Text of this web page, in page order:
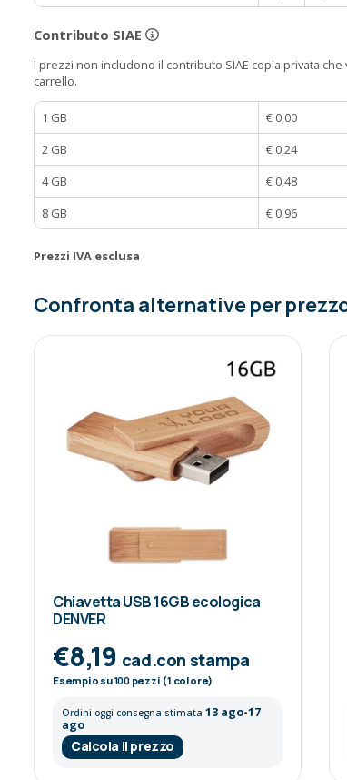
Contributo SIAE
I prezzi non includono il contributo SIAE copia privata
carrello.
1 GB € 0,00
2 GB
€ 0,24
4 GB
€ 0,48
8 GB
€ 0,96
Prezzi IVA esclusa
Confronta alternative per
Chiavetta USB 16GB ecologica
DENVER
€8,19 cad.con stampa
Esempio su100pezzi (1 colore)
Ordini oggi consegna stimata 13 ago-17
ago
Calcola il prezzo